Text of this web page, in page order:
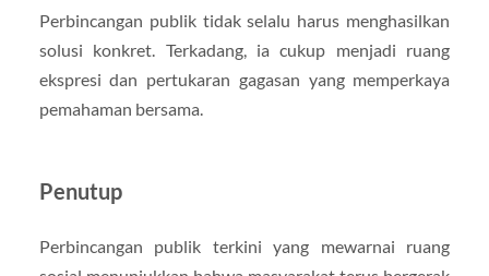
Perbincangan publik tidak selalu harus menghasilkan
solusi konkret. Terkadang, ia cukup menjadi ruang
ekspresi dan pertukaran gagasan yang memperkaya
pemahaman bersama.
Penutup
Perbincangan publik terkini yang mewarnai ruang